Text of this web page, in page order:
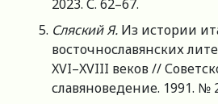
2023. С. 62–67.
Сляский Я. Из истории
восточнославянских
XVI–XVIII веков //
славяноведение. 1991. №